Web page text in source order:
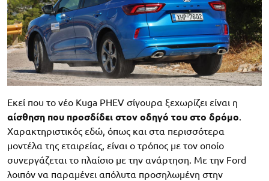
Εκεί που το νέο Kuga PHEV σίγουρα ξεχωρίζει είναι η
αίσθηση που προσδίδει στον οδηγό του στο δρόμο.
Χαρακτηριστικός εδώ, όπως και στα περισσότερα
μοντέλα της εταιρείας, είναι ο τρόπος με τον οποίο
συνεργάζεται το πλαίσιο με την ανάρτηση. Με την Ford
λοιπόν να παραμένει απόλυτα προσηλωμένη στην